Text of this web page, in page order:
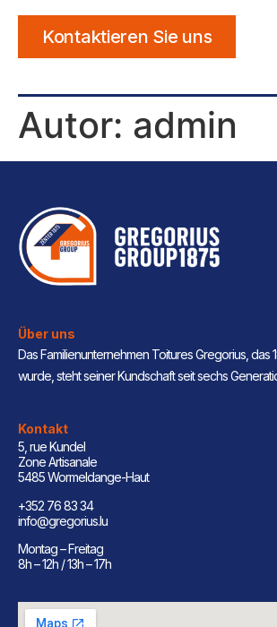
Kontaktieren Sie uns
Autor: admin
Über uns
Das Familienunternehmen Toitures Gregorius, das
wurde, steht seiner Kundschaft seit sechs
Kontakt
5, rue Kundel
Zone Artisanale
5485 Wormeldange-Haut
+352 76 83 34
info@gregorius.lu
Montag – Freitag
8h – 12h / 13h – 17h